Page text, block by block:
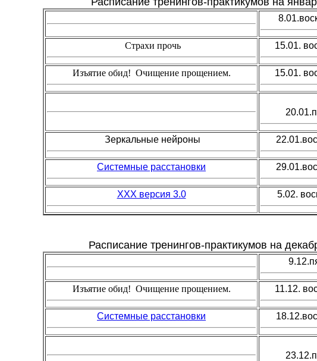
Страхи прочь 15.01.
Изъятие обид! Очищение прощением. 15.01.
Зеркальные нейроны
Системные расстановки 29.01.
ХХХ версия 3.0 5.02.
Расписание тренингов-практикумов на
Изъятие обид! Очищение прощением. 11.12.
Системные расстановки